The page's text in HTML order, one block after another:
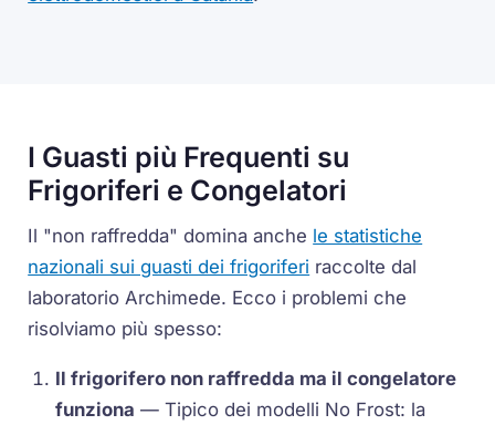
I Guasti più Frequenti su
Frigoriferi e Congelatori
Il "non raffredda" domina anche le statistiche
nazionali sui guasti dei frigoriferi raccolte dal
laboratorio Archimede. Ecco i problemi che
risolviamo più spesso:
Il frigorifero non raffredda ma il congelatore
funziona — Tipico dei modelli No Frost: la